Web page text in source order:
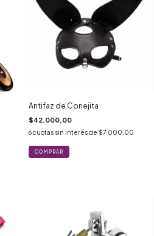
Antifaz de Conejita
$42.000,00
6 cuotas sin interés de $7.000,00